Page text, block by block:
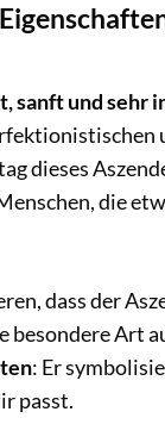
sanft und sehr
dieses
die
dass der
besondere Art
: Er
passt.